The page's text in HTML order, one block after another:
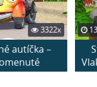
3322x
autíčka –